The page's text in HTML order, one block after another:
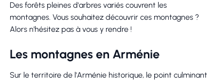
Des forêts pleines d'arbres variés couvrent les
montagnes. Vous souhaitez découvrir ces montagnes ?
Alors n'hésitez pas à vous y rendre !
Les montagnes en Arménie
Sur le territoire de l'Arménie historique, le point culminant